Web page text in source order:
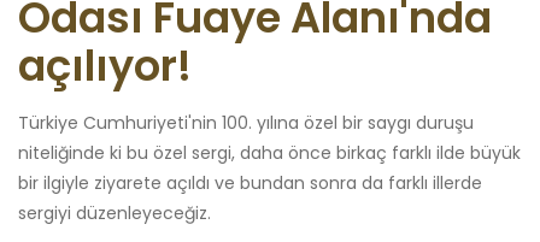
Odası Fuaye Alanı'nda
açılıyor!
Türkiye Cumhuriyeti'nin 100. yılına özel bir saygı duruşu
niteliğinde ki bu özel sergi, daha önce birkaç farklı ilde büyük
bir ilgiyle ziyarete açıldı ve bundan sonra da farklı illerde
sergiyi düzenleyeceğiz.